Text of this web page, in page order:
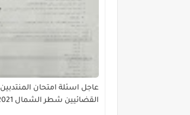
عاجل اسئلة امتحان المنتدبين
القضائيين شطر الشمال 2021